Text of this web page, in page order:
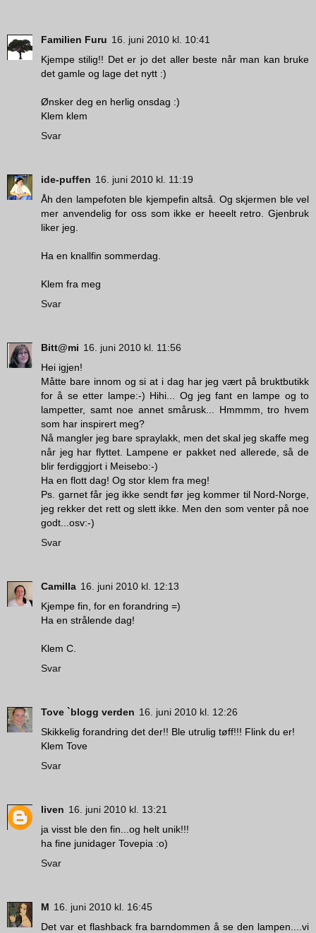
Familien Furu 16. juni 2010 kl. 10:41
Kjempe stilig!! Det er jo det aller beste når man kan bruke
det gamle og lage det nytt :)
Ønsker deg en herlig onsdag :)
Klem klem
Svar
ide-puffen 16. juni 2010 kl. 11:19
Åh den lampefoten ble kjempefin altså. Og skjermen ble vel
mer anvendelig for oss som ikke er heeelt retro. Gjenbruk
liker jeg.
Ha en knallfin sommerdag.
Klem fra meg
Svar
Bitt@mi 16. juni 2010 kl. 11:56
Hei igjen!
Måtte bare innom og si at i dag har jeg vært på bruktbutikk
for å se etter lampe:-) Hihi... Og jeg fant en lampe og to
lampetter, samt noe annet smårusk... Hmmmm, tro hvem
som har inspirert meg?
Nå mangler jeg bare spraylakk, men det skal jeg skaffe meg
når jeg har flyttet. Lampene er pakket ned allerede, så de
blir ferdiggjort i Meisebo:-)
Ha en flott dag! Og stor klem fra meg!
Ps. garnet får jeg ikke sendt før jeg kommer til Nord-Norge,
jeg rekker det rett og slett ikke. Men den som venter på noe
godt...osv:-)
Svar
Camilla 16. juni 2010 kl. 12:13
Kjempe fin, for en forandring =)
Ha en strålende dag!
Klem C.
Svar
Tove `blogg verden 16. juni 2010 kl. 12:26
Skikkelig forandring det der!! Ble utrulig tøff!!! Flink du er!
Klem Tove
Svar
liven 16. juni 2010 kl. 13:21
ja visst ble den fin...og helt unik!!!
ha fine junidager Tovepia :o)
Svar
M 16. juni 2010 kl. 16:45
Det var et flashback fra barndommen å se den lampen....vi